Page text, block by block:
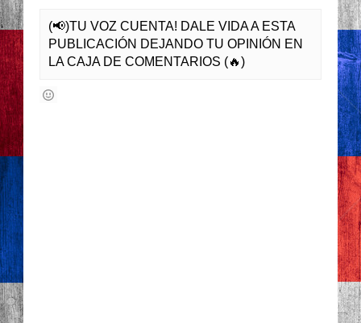
(📢)TU VOZ CUENTA! DALE VIDA A ESTA
PUBLICACIÓN DEJANDO TU OPINIÓN EN
LA CAJA DE COMENTARIOS (🔥)